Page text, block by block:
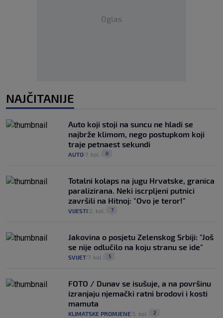
Oglas
NAJČITANIJE
Auto koji stoji na suncu ne hladi se
najbrže klimom, nego postupkom koji
traje petnaest sekundi
AUTO 7. kol. 0
Totalni kolaps na jugu Hrvatske, granica
paralizirana. Neki iscrpljeni putnici
završili na Hitnoj: "Ovo je teror!"
VIJESTI 2. kol. 7
Jakovina o posjetu Zelenskog Srbiji: "Još
se nije odlučilo na koju stranu se ide"
SVIJET 7. kol. 5
FOTO / Dunav se isušuje, a na površinu
izranjaju njemački ratni brodovi i kosti
mamuta
KLIMATSKE PROMJENE 5. kol. 2